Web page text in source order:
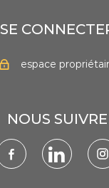
SE
espace
NOUS SUIVRE